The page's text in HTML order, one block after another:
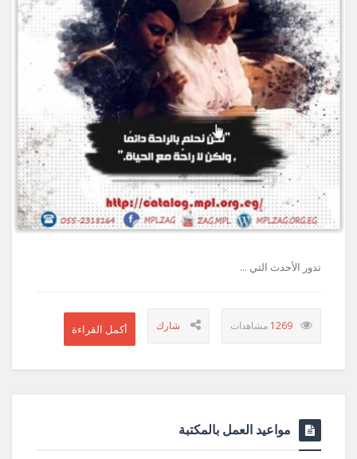
تدور الأحدث التي ...
1269
مواعيد العمل بالمكتبة